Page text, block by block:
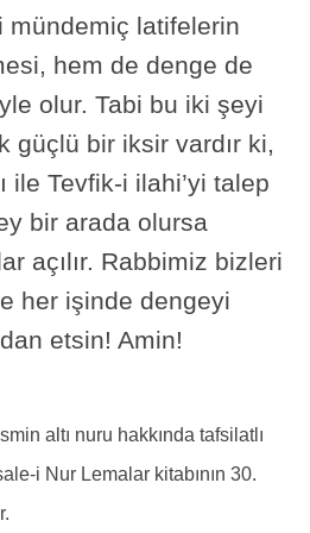
mündemiç latifelerin
hem de denge de
olur. Tabi bu iki şeyi
güçlü bir iksir vardır ki,
ile Tevfik-i ilahi’yi talep
bir arada olursa
açılır. Rabbimiz bizleri
her işinde dengeyi
etsin! Amin!
altı nuru hakkında tafsilatlı
i Nur Lemalar kitabının 30.